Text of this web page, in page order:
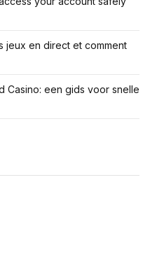
jeux en direct et comment
Сasino: een gids voor snelle